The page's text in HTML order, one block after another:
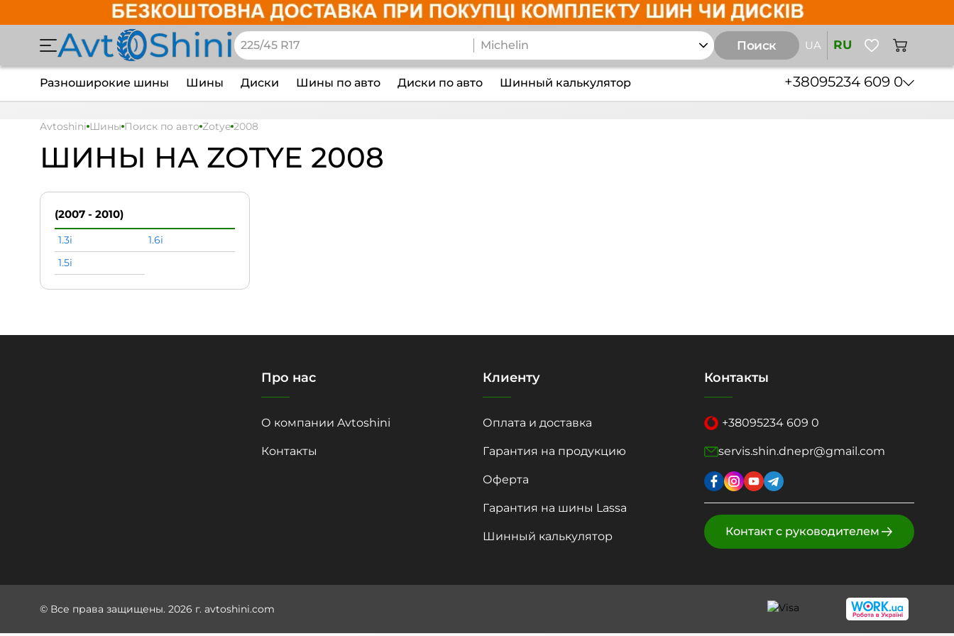
Поиск UA RU
Разноширокие шины Шины Диски Шины по авто Диски по авто Шинный калькулятор +38095234 609 0
Avtoshini Шины Поиск по авто Zotye 2008
ШИНЫ НА ZOTYE 2008
(2007 - 2010)
1.3i
1.6i
1.5i
Про нас
О компании Avtoshini
Контакты
Клиенту
Оплата и доставка
Гарантия на продукцию
Оферта
Гарантия на шины Lassa
Шинный калькулятор
Контакты
+38095234 609 0
servis.shin.dnepr@gmail.com
Контакт с руководителем
© Все права защищены. 2026 г. avtoshini.com